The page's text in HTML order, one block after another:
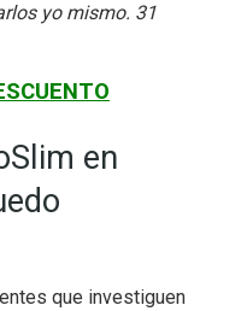
yo mismo. 31
en
que investiguen